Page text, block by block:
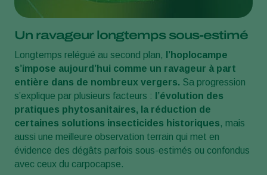
Un ravageur longtemps sous-estimé
Longtemps relégué au second plan,
l’hoplocampe
s’impose aujourd’hui comme un ravageur à part
entière dans de nombreux vergers. Sa progression
s’explique par plusieurs facteurs :
l’évolution des
pratiques phytosanitaires, la réduction de
certaines solutions insecticides historiques, mais
aussi une meilleure observation terrain qui met en
évidence des dégâts parfois sous-estimés ou confondus
avec ceux du carpocapse.